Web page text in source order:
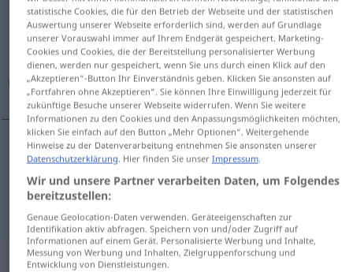
Übersicht aller Übersetzungen
(Für mehr Details die Übersetzung anklicken/antippen)
ضمير, ضمائر
ضمير [đɑˈmiːr]
ضمائر
Beispielsätze für "Fürwort"
statistische Cookies, die für den Betrieb der Webseite und der statistischen
Auswertung unserer Webseite erforderlich sind, werden auf Grundlage
unserer Vorauswahl immer auf Ihrem Endgerät gespeichert. Marketing-
Cookies und Cookies, die der Bereitstellung personalisierter Werbung
dienen, werden nur gespeichert, wenn Sie uns durch einen Klick auf den
„Akzeptieren“-Button Ihr Einverständnis geben. Klicken Sie ansonsten auf
„Fortfahren ohne Akzeptieren“. Sie können Ihre Einwilligung jederzeit für
zukünftige Besuche unserer Webseite widerrufen. Wenn Sie weitere
Informationen zu den Cookies und den Anpassungsmöglichkeiten möchten,
klicken Sie einfach auf den Button „Mehr Optionen“. Weitergehende
Hinweise zu der Datenverarbeitung entnehmen Sie ansonsten unserer
Datenschutzerklärung . Hier finden Sie unser Impressum.
Wir und unsere Partner verarbeiten Daten, um Folgendes
bereitzustellen:
Genaue Geolocation-Daten verwenden. Geräteeigenschaften zur
Identifikation aktiv abfragen. Speichern von und/oder Zugriff auf
Informationen auf einem Gerät. Personalisierte Werbung und Inhalte,
Messung von Werbung und Inhalten, Zielgruppenforschung und
Entwicklung von Dienstleistungen.